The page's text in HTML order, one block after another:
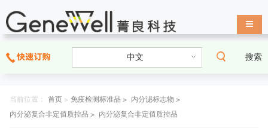
搜索
导航
当前位置： 首页 > 免疫检测标准品 > 内分泌标志物 >
内分泌复合非定值质控品 > 内分泌复合非定值质控品